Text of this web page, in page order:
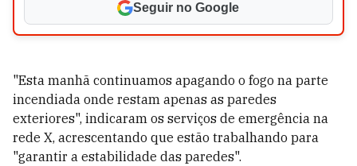
Seguir no Google
"Esta manhã continuamos apagando o fogo na parte
incendiada onde restam apenas as paredes
exteriores", indicaram os serviços de emergência na
rede X, acrescentando que estão trabalhando para
"garantir a estabilidade das paredes".